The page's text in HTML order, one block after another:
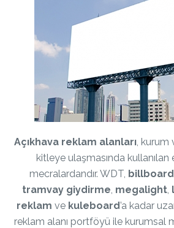
Açıkhava reklam alanları, kurum
kitleye ulaşmasında kullanılan
mecralardandır. WDT, billboard
tramvay giydirme, megalight,
reklam ve kuleboard’a kadar
reklam alanı portföyü ile kurumsal